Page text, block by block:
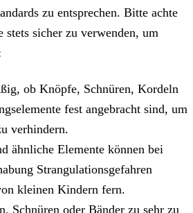
zu entsprechen. Bitte achte
stets sicher zu verwenden, um
ob Knöpfe, Schnüren, Kordeln
fest angebracht sind, um
verhindern.
ähnliche Elemente können bei
Strangulationsgefahren
kleinen Kindern fern.
Schnüren oder Bänder zu sehr zu